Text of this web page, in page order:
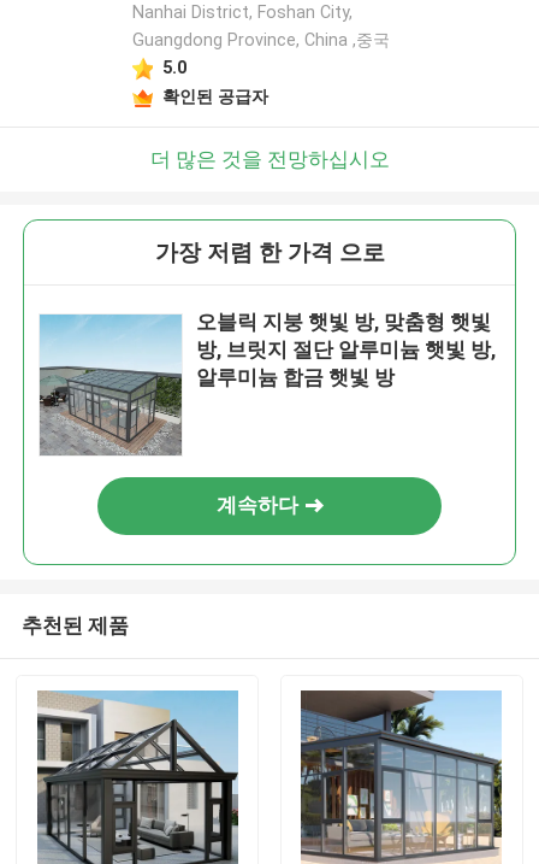
Nanhai District, Foshan City,
Guangdong Province, China ,중국
5.0
확인된 공급자
더 많은 것을 전망하십시오
가장 저렴 한 가격 으로
오블릭 지붕 햇빛 방, 맞춤형 햇빛
방, 브릿지 절단 알루미늄 햇빛 방,
알루미늄 합금 햇빛 방
계속하다
추천된 제품